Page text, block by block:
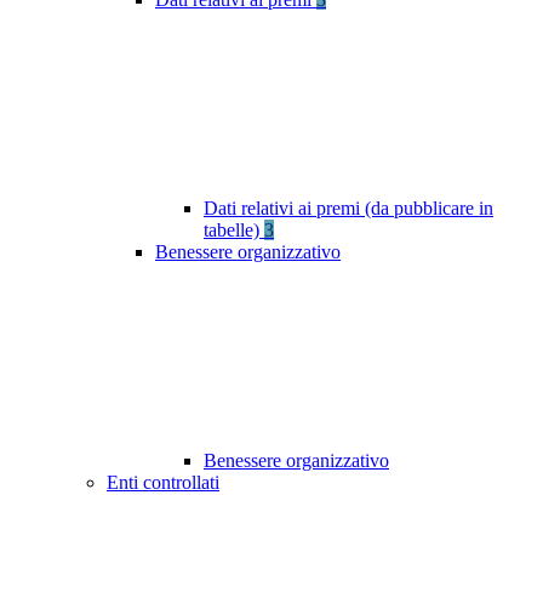
Dati relativi ai premi (da pubblicare in
tabelle) 3
Benessere organizzativo
Benessere organizzativo
Enti controllati